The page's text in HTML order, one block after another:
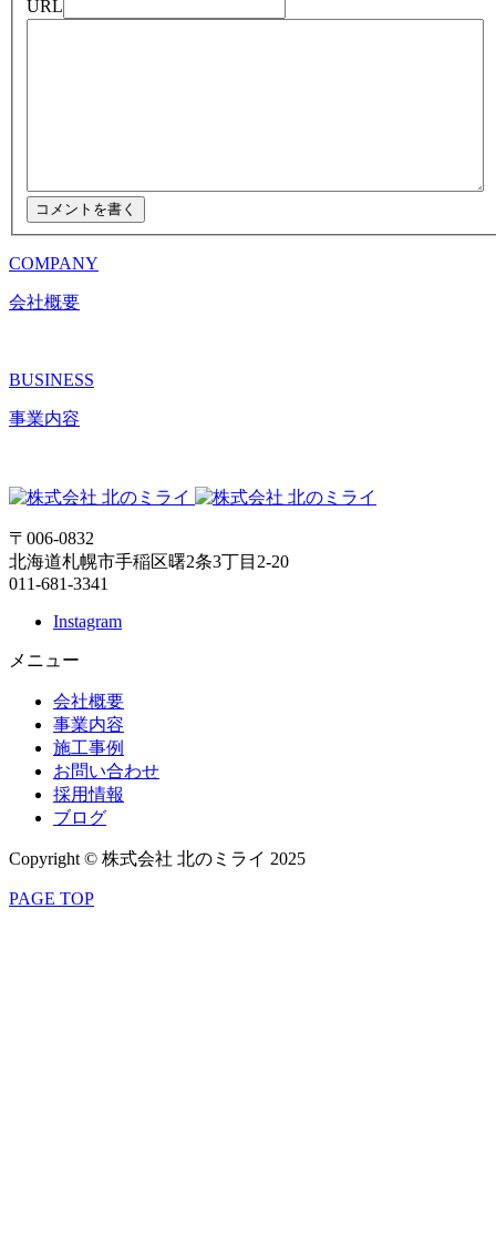
URL
COMPANY
会社概要
BUSINESS
事業内容
〒006-0832
北海道札幌市手稲区曙2条3丁目2-20
011-681-3341
Instagram
メニュー
会社概要
事業内容
施工事例
お問い合わせ
採用情報
ブログ
Copyright © 株式会社 北のミライ 2025
PAGE TOP